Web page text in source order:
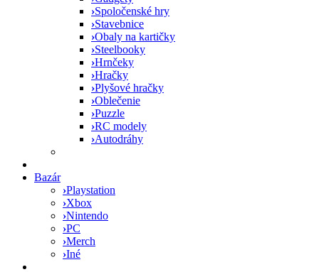
›Spoločenské hry
›Stavebnice
›Obaly na kartičky
›Steelbooky
›Hrnčeky
›Hračky
›Plyšové hračky
›Oblečenie
›Puzzle
›RC modely
›Autodráhy
Bazár
›Playstation
›Xbox
›Nintendo
›PC
›Merch
›Iné